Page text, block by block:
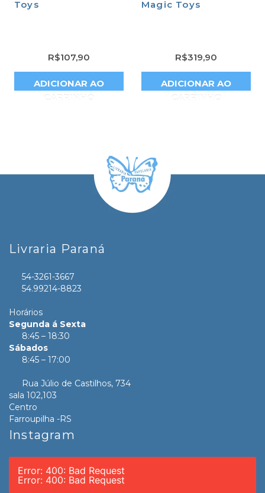
Toys
R$107,90
ADICIONAR AO
CARRINHO
Magic Toys
R$319,90
ADICIONAR AO
CARRINHO
Livraria Paraná
54-3261-3667
54.99214-8823
Horários
Segunda á Sexta
8:45 – 18:30
Sábados
8:45 – 17:00
Rua Júlio de Castilhos, 734
sala 102,103
Centro
Farroupilha -RS
Instagram
Error: 400: Bad Request
Error: 400: Bad Request